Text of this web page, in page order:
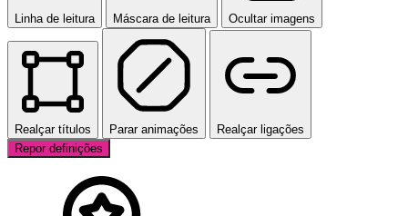
Linha de leitura Máscara de leitura Ocultar imagens
Realçar títulos Parar animações
Realçar ligações
Repor definições